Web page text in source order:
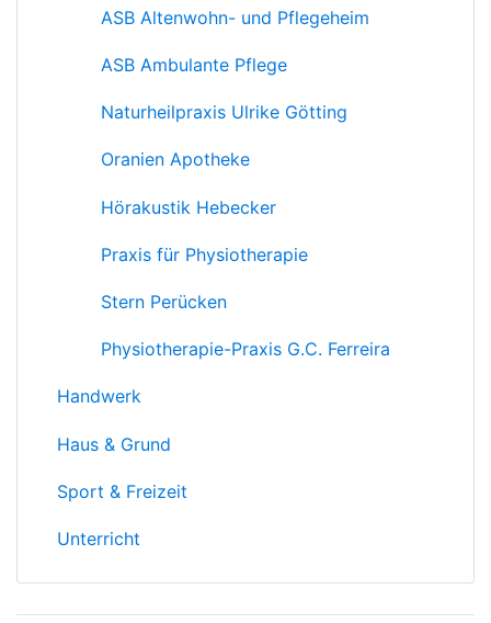
ASB Altenwohn- und Pflegeheim
ASB Ambulante Pflege
Naturheilpraxis Ulrike Götting
Oranien Apotheke
Hörakustik Hebecker
Praxis für Physiotherapie
Stern Perücken
Physiotherapie-Praxis G.C. Ferreira
Handwerk
Haus & Grund
Sport & Freizeit
Unterricht